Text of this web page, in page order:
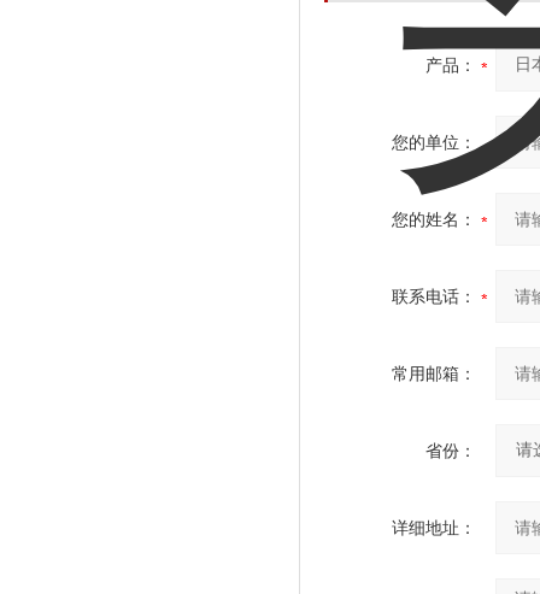
产品：
您的单位：
您的姓名：
联系电话：
常用邮箱：
省份：
详细地址：